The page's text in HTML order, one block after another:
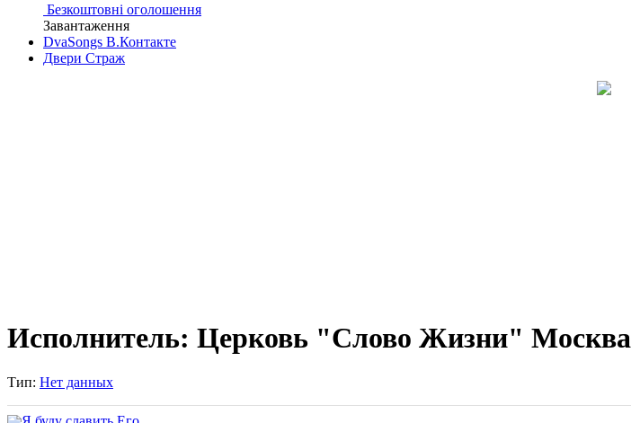
Безкоштовні оголошення
Завантаження
DvaSongs В.Контакте
Двери Страж
Исполнитель: Церковь "Слово Жизни" Москва
Тип: Нет данных